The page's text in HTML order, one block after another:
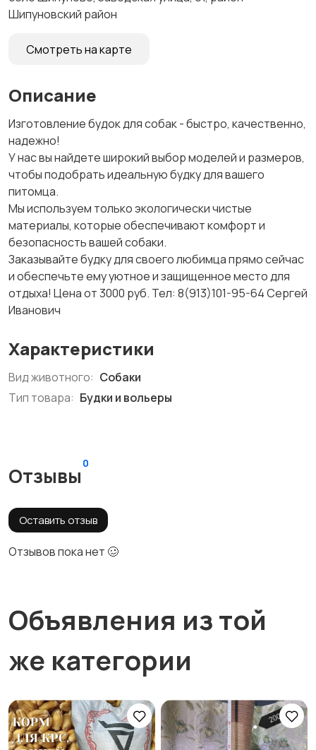
Шипуновский район
Смотреть на карте
Описание
Изготовление будок для собак - быстро, качественно,
надежно!
У нас вы найдете широкий выбор моделей и размеров,
чтобы подобрать идеальную будку для вашего
питомца.
Мы используем только экологически чистые
материалы, которые обеспечивают комфорт и
безопасность вашей собаки.
Заказывайте будку для своего любимца прямо сейчас
и обеспечьте ему уютное и защищенное место для
отдыха! Цена от 3000 руб. Тел: 8(913)101-95-64 Сергей
Иванович
Характеристики
Вид животного: Собаки
Тип товара: Будки и вольеры
Отзывы
0
Оставить отзыв
Отзывов пока нет 🥴
Объявления из той
же категории